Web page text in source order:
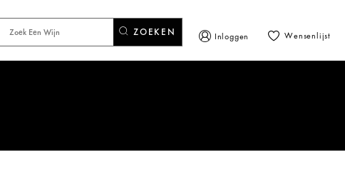
ZOEKEN Inloggen Wensenlijst